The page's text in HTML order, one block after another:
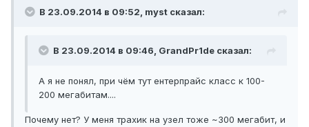
В 23.09.2014 в 09:52, myst сказал:
В 23.09.2014 в 09:46, GrandPr1de сказал:
А я не понял, при чём тут ентерпрайс класс к 100-
200 мегабитам....
Почему нет? У меня трахик на узел тоже ~300 мегабит, и